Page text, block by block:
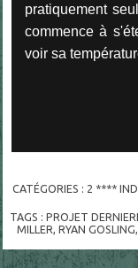
pratiquement
commence à
voir sa
CATÉGORIES : 2 ****
TAGS :PROJET
MILLER,RYAN GOSLING